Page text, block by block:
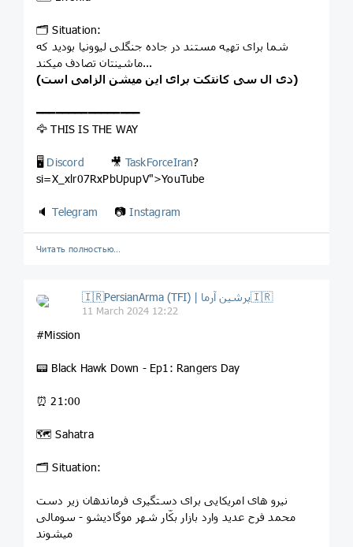
🗂 Situation:
شما برای تهیه مستند در جاده جنگلی لیوونیا بودید که
ماشینتان تصادف میکند...
(دی ال سی کانتکت برای این میشن الزامی است)
━━━━━━━━━━━━━━━━
🦅 THIS IS THE WAY
🖥 Discord 🎥 TaskForceIran?
si=X_xlr07RxPbUpupV">YouTube
🔈Telegram 📷Instagram
Читать полностью…
🇮🇷PersianArma (TFI) | پرشین آرما🇮🇷
11 March 2024 12:22
#Mission
📟 Black Hawk Down - Ep1: Rangers Day
⏰ 21:00
🗺 Sahatra
🗂 Situation:
نیرو های امریکایی برای دستگیری فرماندهان زیر دست
محمد فرح عدید وارد بازار بکّار شهر موگادیشو - سومالی
میشوند